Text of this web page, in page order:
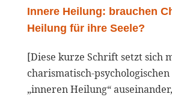
Innere Heilung: brauchen
Heilung für ihre Seele?
[Diese kurze Schrift setzt sich
charismatisch-
„inneren Heilung“